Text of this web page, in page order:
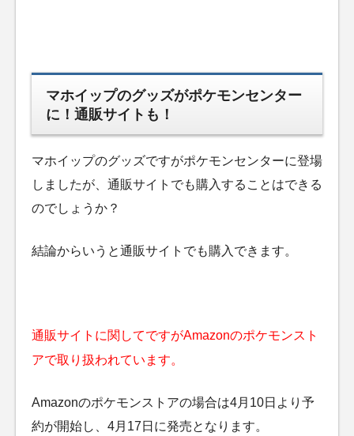
マホイップのグッズがポケモンセンター
に！通販サイトも！
マホイップのグッズですがポケモンセンターに登場
しましたが、通販サイトでも購入することはできる
のでしょうか？
結論からいうと通販サイトでも購入できます。
通販サイトに関してですがAmazonのポケモンスト
アで取り扱われています。
Amazonのポケモンストアの場合は4月10日より予
約が開始し、4月17日に発売となります。